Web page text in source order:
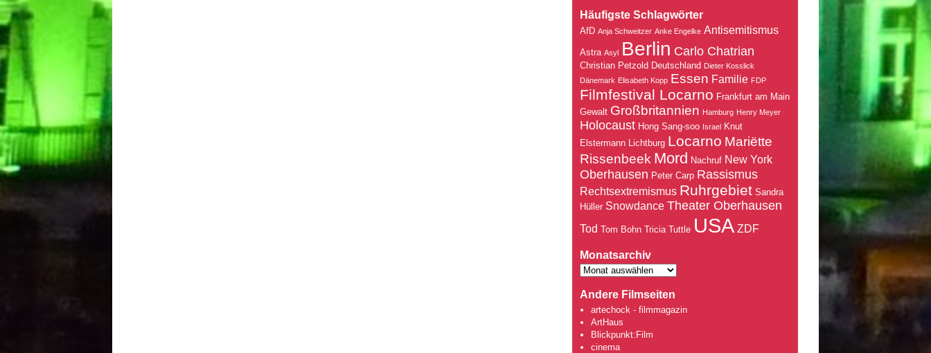
Häufigste Schlagwörter
AfD Anja Schweitzer Anke Engelke Antisemitismus
Astra Asyl Berlin Carlo Chatrian
Christian Petzold Deutschland Dieter Kosslick
Dänemark Elisabeth Kopp Essen Familie FDP
Filmfestival Locarno Frankfurt am Main
Gewalt Großbritannien Hamburg Henry Meyer
Holocaust Hong Sang-soo Israel Knut
Elstermann Lichtburg Locarno Mariëtte
Rissenbeek Mord Nachruf New York
Oberhausen Peter Carp Rassismus
Rechtsextremismus Ruhrgebiet Sandra
Hüller Snowdance Theater Oberhausen
Tod Tom Bohn Tricia Tuttle USA ZDF
Monatsarchiv
Andere Filmseiten
artechock - filmmagazin
ArtHaus
Blickpunkt:Film
cinema